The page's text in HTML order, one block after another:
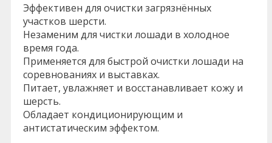
Эффективен для очистки загрязнённых
участков шерсти.
Незаменим для чистки лошади в холодное
время года.
Применяется для быстрой очистки лошади на
соревнованиях и выставках.
Питает, увлажняет и восстанавливает кожу и
шерсть.
Обладает кондиционирующим и
антистатическим эффектом.